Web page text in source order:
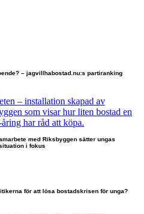
– jagvillhabostad.nu:s partiranking
med Riksbyggen sätter ungas
i fokus
för att lösa bostadskrisen för unga?